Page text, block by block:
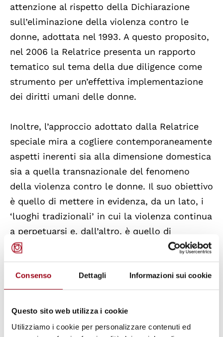
Consenso Dettagli Informazioni sui cookie
Questo sito web utilizza i cookie
Utilizziamo i cookie per personalizzare contenuti ed
attenzione al rispetto della Dichiarazione
sull’eliminazione della violenza contro le
donne, adottata nel 1993. A questo proposito,
nel 2006 la Relatrice presenta un rapporto
tematico sul tema della due diligence come
strumento per un’effettiva implementazione
dei diritti umani delle donne.
Inoltre, l’approccio adottato dalla Relatrice
speciale mira a cogliere contemporaneamente
aspetti inerenti sia alla dimensione domestica
sia a quella transnazionale del fenomeno
della violenza contro le donne. Il suo obiettivo
è quello di mettere in evidenza, da un lato, i
‘luoghi tradizionali’ in cui la violenza continua
a perpetuarsi e, dall’altro, è quello di
considerare nuovi ambiti in cui se ne possono
osservare le conseguenze. A tal proposito, nel
primo rapporto del 2004, Yakin Ertürk
presenta un’anticipazione della trattazione
relativa a donne e Aids in termini di “malattia